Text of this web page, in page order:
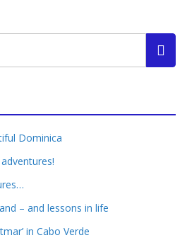
Dominica
– and lessons in life
in Cabo Verde